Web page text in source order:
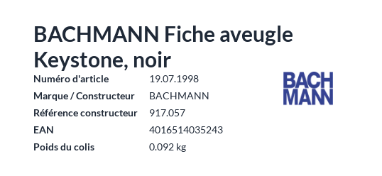
BACHMANN Fiche aveugle
Keystone, noir
Numéro d'article
19.07.1998
Marque / Constructeur
BACHMANN
Référence constructeur
917.057
EAN
4016514035243
Poids du colis
0.092 kg